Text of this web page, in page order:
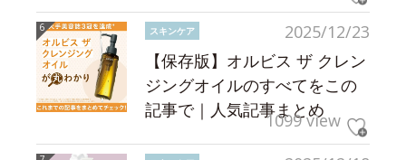
2025/12/23
スキンケア
【保存版】オルビス ザ クレン
ジングオイルのすべてをこの
記事で｜人気記事まとめ
1099 view